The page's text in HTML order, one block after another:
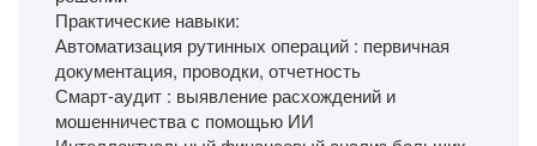
Практические навыки:
Автоматизация рутинных операций : первичная
документация, проводки, отчетность
Смарт-аудит : выявление расхождений и
мошенничества с помощью ИИ